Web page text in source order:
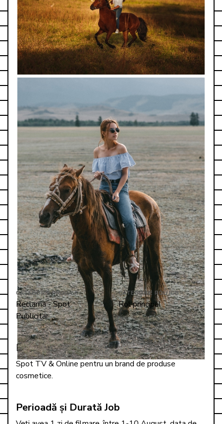
CATEGORIE PROIECT
Reclama - Spot
Publicitar
CATEGORIE ROL/JOB
Rol principal
Detalii proiect
Spot TV & Online pentru un brand de produse
cosmetice.
Perioadă și Durată Job